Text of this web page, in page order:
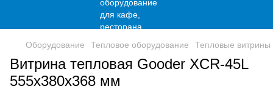
Оборудование Тепловое оборудование Тепловые витрины
Витрина тепловая Gooder XCR-45L
555х380х368 мм